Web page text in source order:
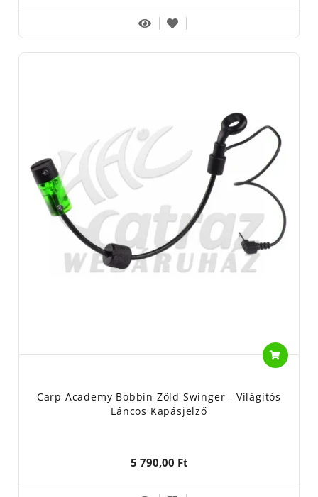
Carp Academy Bobbin Zöld Swinger - Világítós
Láncos Kapásjelző
5 790,00 Ft